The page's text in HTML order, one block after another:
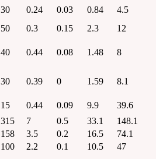
30 0.24 0.03 0.84 4.5
50 0.3 0.15 2.3 12
40 0.44 0.08 1.48 8
30 0.39 0 1.59 8.1
15 0.44 0.09 9.9
39.6
315 7 0.5 33.1
148.1
158 3.5 0.2 16.5
74.1
100 2.2 0.1 10.5 47